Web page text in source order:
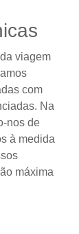
viagem
com
Na
nos de
à medida
máxima